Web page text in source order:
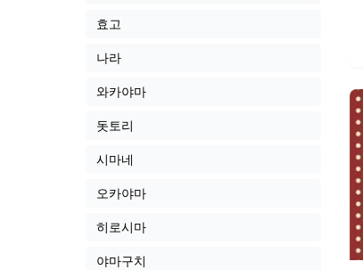
효고
나라
와카야마
돗토리
시마네
오카야마
히로시마
야마구치